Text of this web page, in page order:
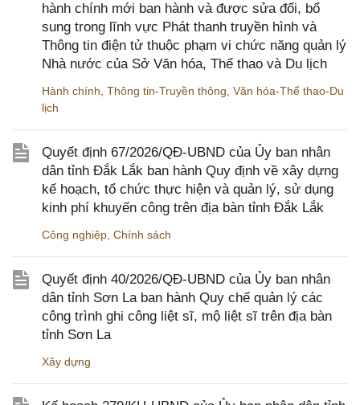
hành chính mới ban hành và được sửa đổi, bổ
sung trong lĩnh vực Phát thanh truyền hình và
Thông tin điện tử thuộc phạm vi chức năng quản lý
Nhà nước của Sở Văn hóa, Thể thao và Du lịch
Hành chính Thông tin-Truyền thông Văn hóa-Thể thao-Du
lịch
Quyết định 67/2026/QĐ-UBND của Ủy ban nhân
dân tỉnh Đắk Lắk ban hành Quy định về xây dựng
kế hoạch, tổ chức thực hiện và quản lý, sử dụng
kinh phí khuyến công trên địa bàn tỉnh Đắk Lắk
Công nghiệp Chính sách
Quyết định 40/2026/QĐ-UBND của Ủy ban nhân
dân tỉnh Sơn La ban hành Quy chế quản lý các
công trình ghi công liệt sĩ, mộ liệt sĩ trên địa bàn
tỉnh Sơn La
Xây dựng